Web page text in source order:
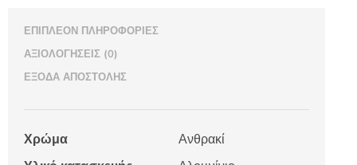
ΕΠΙΠΛΈΟΝ ΠΛΗΡΟΦΟΡΊΕΣ
ΑΞΙΟΛΟΓΉΣΕΙΣ (0)
ΈΞΟΔΑ ΑΠΟΣΤΟΛΉΣ
Χρώμα
Ανθρακί